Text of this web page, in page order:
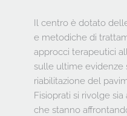
Il centro è dotato
e metodiche di
approcci terapeutici
sulle ultime evidenze
riabilitazione del
Fisioprati si rivolge
che stanno